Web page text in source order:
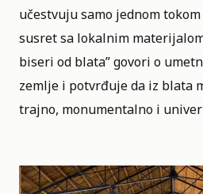
učestvuju samo jednom
susret sa lokalnim
biseri od blata” govori o
zemlje i potvrđuje da iz blata
trajno, monumentalno i